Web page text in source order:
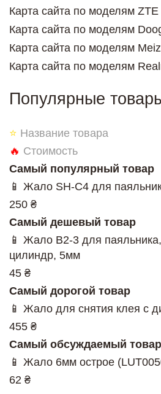
Карта сайта по моделям ZTE
Карта сайта по моделям
Карта сайта по моделям
Карта сайта по моделям
Популярные
⭐ Название товара
🔥 Стоимость
Самый популярный товар
📱 Жало SH-C4 для
250 ₴
Самый дешевый товар
📱 Жало B2-3 для
цилиндр, 5мм
45 ₴
Самый дорогой товар
📱 Жало для снятия клея с
455 ₴
Самый обсуждаемый товар
📱 Жало 6мм острое
62 ₴